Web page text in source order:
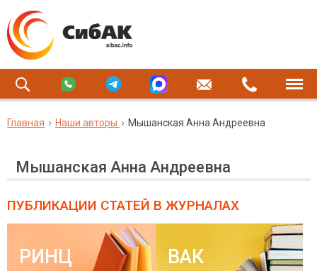
Главная Наши авторы Мышанская Анна Андреевна
Мышанская Анна Андреевна
ПУБЛИКАЦИИ СТАТЕЙ В ЖУРНАЛАХ
РИНЦ ВАК